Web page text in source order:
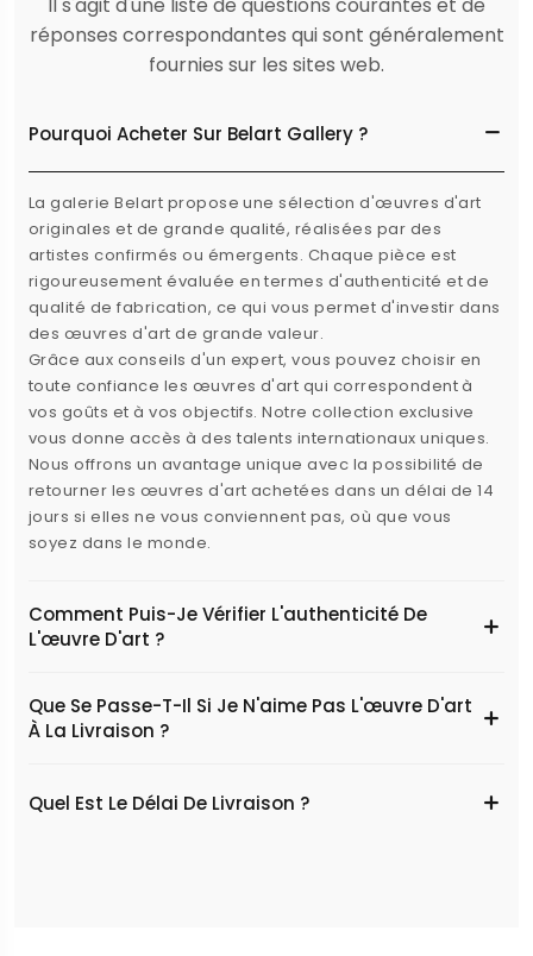
Il s'agit d'une liste de questions courantes et de
réponses correspondantes qui sont généralement
fournies sur les sites web.
Pourquoi Acheter Sur Belart Gallery ?
La galerie Belart propose une sélection d'œuvres d'art
originales et de grande qualité, réalisées par des
artistes confirmés ou émergents. Chaque pièce est
rigoureusement évaluée en termes d'authenticité et de
qualité de fabrication, ce qui vous permet d'investir dans
des œuvres d'art de grande valeur.
Grâce aux conseils d'un expert, vous pouvez choisir en
toute confiance les œuvres d'art qui correspondent à
vos goûts et à vos objectifs. Notre collection exclusive
vous donne accès à des talents internationaux uniques.
Nous offrons un avantage unique avec la possibilité de
retourner les œuvres d'art achetées dans un délai de 14
jours si elles ne vous conviennent pas, où que vous
soyez dans le monde.
Comment Puis-Je Vérifier L'authenticité De
L'œuvre D'art ?
Que Se Passe-T-Il Si Je N'aime Pas L'œuvre D'art
À La Livraison ?
Quel Est Le Délai De Livraison ?